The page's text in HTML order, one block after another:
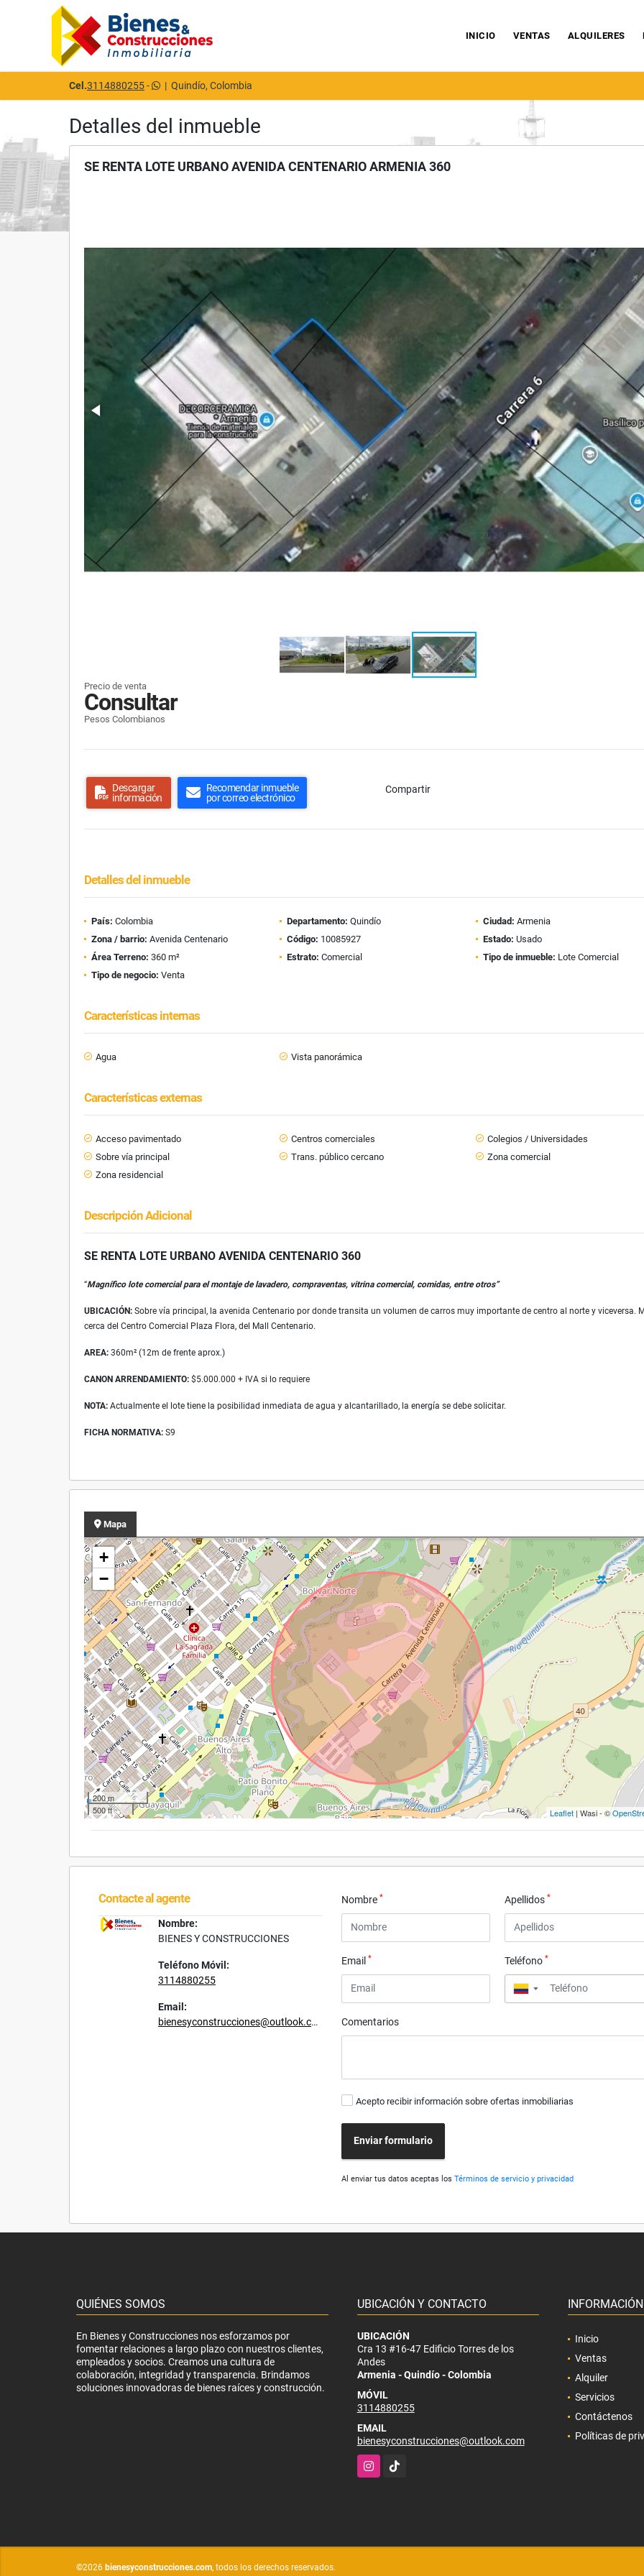
INICIO VENTAS ALQUILERES
Cel.3114880255- | Quindío, Colombia
Detalles del inmueble
SE RENTA LOTE URBANO AVENIDA CENTENARIO ARMENIA 360
Precio de venta
Consultar
Pesos Colombianos
Descargar
información
Recomendar inmueble
por correo electrónico
Compartir
Detalles del inmueble
País: Colombia Departamento: Quindío Ciudad: Armenia
Zona / barrio: Avenida Centenario Código: 10085927 Estado: Usado
Área Terreno: 360 m² Estrato: Comercial Tipo de inmueble: Lote Comercial
Tipo de negocio: Venta
Características internas
Agua Vista panorámica
Características externas
Acceso pavimentado Centros comerciales
Colegios / Universidades
Sobre vía principal
Trans. público cercano
Zona comercial
Zona residencial
Descripción Adicional
SE RENTA LOTE URBANO AVENIDA CENTENARIO 360
“Magnífico lote comercial para el montaje de lavadero, compraventas, vitrina comercial, comidas, entre otros”
UBICACIÓN: Sobre vía principal, la avenida Centenario por donde transita un volumen de carros muy importante de centro al norte y viceversa.
cerca del Centro Comercial Plaza Flora, del Mall Centenario.
AREA: 360m² (12m de frente aprox.)
CANON ARRENDAMIENTO: $5.000.000 + IVA si lo requiere
NOTA: Actualmente el lote tiene la posibilidad inmediata de agua y alcantarillado, la energía se debe solicitar.
FICHA NORMATIVA: S9
Mapa
+
−
200 m
500 ft
Leaflet | Wasi - ©
Contacte al agente
Nombre:
BIENES Y CONSTRUCCIONES
Teléfono Móvil:
3114880255
Email:
bienesyconstrucciones@outlook.com
Nombre* Apellidos *
Email* Teléfono *
▼
Comentarios
Acepto recibir información sobre ofertas inmobiliarias
Enviar formulario
Al enviar tus datos aceptas losTérminos de servicio y privacidad
QUIÉNES SOMOS
En Bienes y Construcciones nos esforzamos por
fomentar relaciones a largo plazo con nuestros clientes,
empleados y socios. Creamos una cultura de
colaboración, integridad y transparencia. Brindamos
soluciones innovadoras de bienes raíces y construcción.
UBICACIÓN Y CONTACTO
UBICACIÓN
Cra 13 #16-47 Edificio Torres de los
Andes
Armenia - Quindío - Colombia
MÓVIL
3114880255
EMAIL
bienesyconstrucciones@outlook.com
Instagram
TikTok
INFORMACIÓN
Inicio
Ventas
Alquiler
Servicios
Contáctenos
Políticas de
©2026 bienesyconstrucciones.com, todos los derechos reservados.